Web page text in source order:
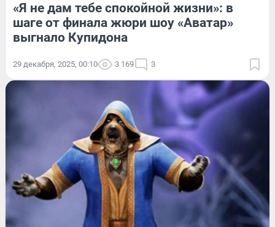
«Я не дам тебе спокойной жизни»: в
шаге от финала жюри шоу «Аватар»
выгнало Купидона
29 декабря, 2025, 00:10 3 169 3